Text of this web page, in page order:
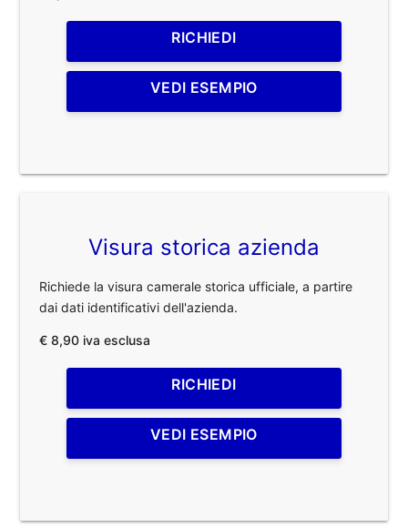
RICHIEDI
VEDI ESEMPIO
Visura storica azienda
Richiede la visura camerale storica ufficiale, a partire
dai dati identificativi dell'azienda.
€ 8,90 iva esclusa
RICHIEDI
VEDI ESEMPIO